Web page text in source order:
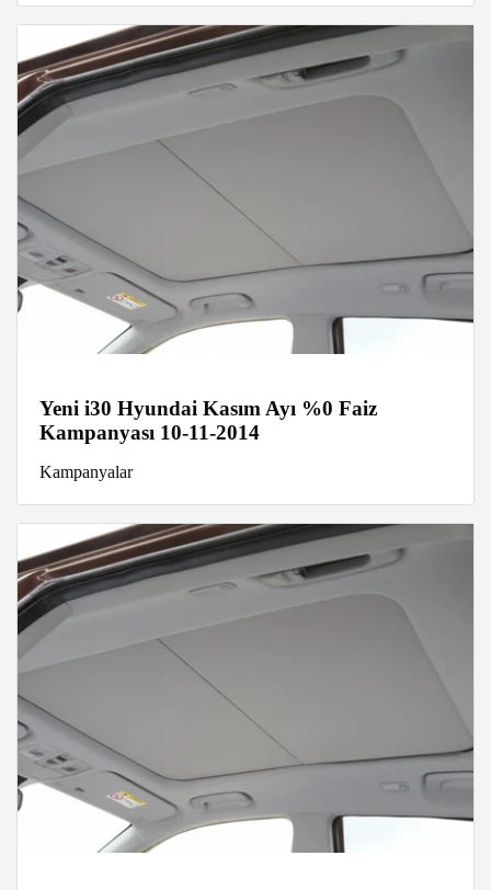
Yeni i30 Hyundai Kasım Ayı %0 Faiz
Kampanyası 10-11-2014
Kampanyalar